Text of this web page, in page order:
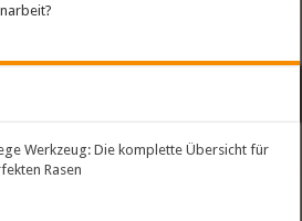
Werkzeug: Die komplette Übersicht für
Rasen